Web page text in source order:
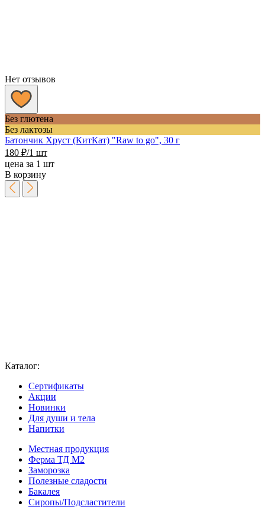
Нет отзывов
Без глютена
Без лактозы
Батончик Хруст (КитКат) "Raw to go", 30 г
180 ₽/1 шт
цена за 1 шт
В корзину
Каталог:
Сертификаты
Акции
Новинки
Для души и тела
Напитки
Местная продукция
Ферма ТД М2
Заморозка
Полезные сладости
Бакалея
Сиропы/Подсластители